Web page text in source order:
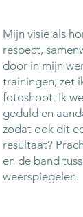
Mijn visie als
respect,
door in mijn
trainingen, zet
fotoshoot. Ik
geduld en
zodat ook dit
resultaat?
en de band
weerspiegelen.